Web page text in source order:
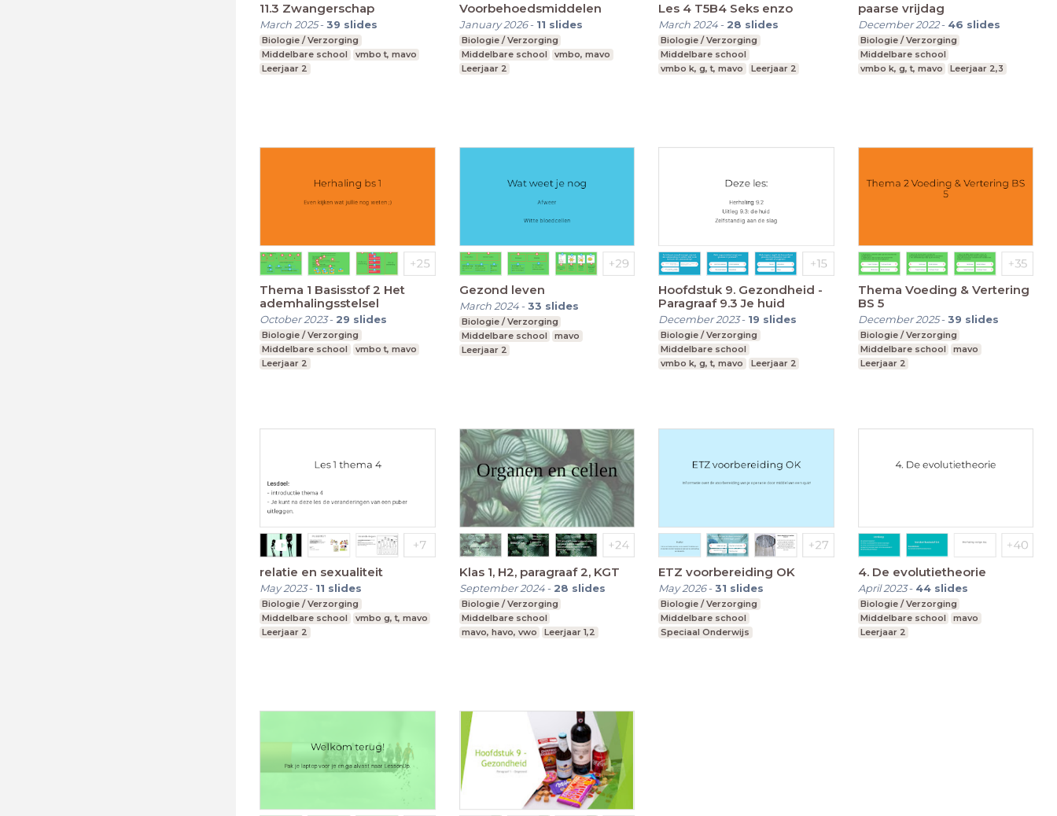
11.3 Zwangerschap
March 2025-39 slides
Biologie / Verzorging
Middelbare school
vmbo t, mavo
Leerjaar 2
Voorbehoedsmiddelen
January 2026- 11 slides
Biologie / Verzorging
Middelbare school
vmbo, mavo
Leerjaar 2
Les 4 T5B4 Seks enzo
March 2024- 28 slides
Biologie / Verzorging
Middelbare school
vmbo k, g, t, mavo
Leerjaar 2
paarse vrijdag
December 2022- 46 slides
Biologie / Verzorging
Middelbare school
vmbo k, g, t, mavo
Leerjaar 2,3
Thema 1 Basisstof 2 Het
ademhalingsstelsel
October 2023- 29 slides
Biologie / Verzorging
Middelbare school
vmbo t, mavo
Leerjaar 2
Gezond leven
March 2024-33 slides
Biologie / Verzorging
Middelbare school
mavo
Leerjaar 2
Hoofdstuk 9. Gezondheid -
Paragraaf 9.3 Je huid
December 2023- 19 slides
Biologie / Verzorging
Middelbare school
vmbo k, g, t, mavo
Leerjaar 2
Thema Voeding & Vertering
BS 5
December 2025-39 slides
Biologie / Verzorging
Middelbare school
mavo
Leerjaar 2
relatie en sexualiteit
May 2023- 11 slides
Biologie / Verzorging
Middelbare school
vmbo g, t, mavo
Leerjaar 2
Klas 1, H2, paragraaf 2, KGT
September 2024- 28 slides
Biologie / Verzorging
Middelbare school
mavo, havo, vwo
Leerjaar 1,2
ETZ voorbereiding OK
May 2026-31 slides
Biologie / Verzorging
Middelbare school
Speciaal Onderwijs
4. De evolutietheorie
April 2023- 44 slides
Biologie / Verzorging
Middelbare school
mavo
Leerjaar 2